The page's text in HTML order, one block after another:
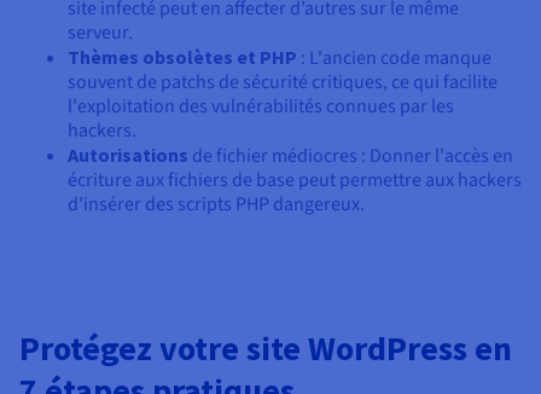
site infecté peut en affecter d’autres sur le même
serveur.
Thèmes obsolètes et PHP : L'ancien code manque
souvent de patchs de sécurité critiques, ce qui facilite
l'exploitation des vulnérabilités connues par les
hackers.
Autorisations de fichier médiocres : Donner l'accès en
écriture aux fichiers de base peut permettre aux hackers
d'insérer des scripts PHP dangereux.
Protégez votre site WordPress en